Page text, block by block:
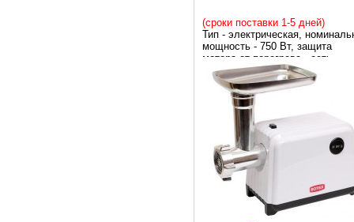
(сроки поставки 1-5 дней)
Тип - электрическая,
мощность - 750 Вт, защита
мотора от перегрева - есть,
габариты - 360 х 180 x 360 мм,
вес - 2.9 кг